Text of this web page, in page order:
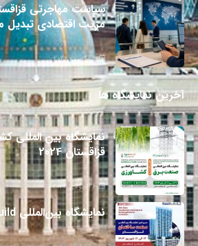
سیاست مهاجرتی
مزیت اقتصادی تبدیل
6 آگوست 2026
آخرین نمایشگاه ها
نمایشگاه بین المللی
قزاقستان 2024
26 جولای 2024
نمایشگاه بین‌المللی KazBuild قزاقستان